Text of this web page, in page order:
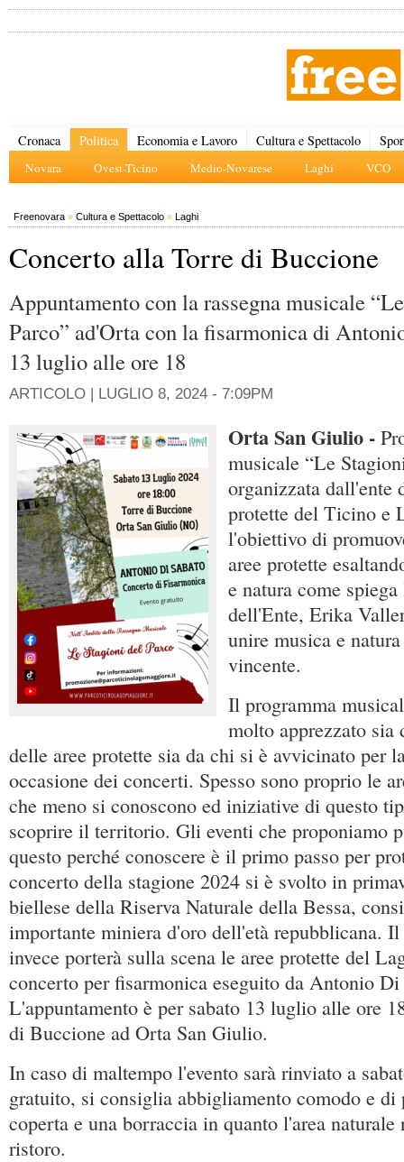
Cronaca Politica
Novara Ovest-Ticino Medio-Novarese Laghi VCO
Economia e Lavoro Cultura e Spettacolo
Freenovara » Cultura e Spettacolo » Laghi
Concerto alla Torre di Buccione
Appuntamento con la rassegna musicale
Parco” ad'Orta con la fisarmonica di
13 luglio alle ore 18
ARTICOLO | LUGLIO 8, 2024 - 7:09PM
Orta San Giulio -
musicale “Le
organizzata dall'ente
protette del Ticino e
l'obiettivo di
aree protette
e natura come
dell'Ente, Erika
unire musica e
vincente.
Il programma
molto apprezzato
delle aree protette sia da chi si è avvicinato per
occasione dei concerti. Spesso sono proprio le
che meno si conoscono ed iniziative di questo
scoprire il territorio. Gli eventi che proponiamo
questo perché conoscere è il primo passo per
concerto della stagione 2024 si è svolto in
biellese della Riserva Naturale della Bessa,
importante miniera d'oro dell'età repubblicana.
invece porterà sulla scena le aree protette del
concerto per fisarmonica eseguito da Antonio Di
L'appuntamento è per sabato 13 luglio alle ore
di Buccione ad Orta San Giulio.
In caso di maltempo l'evento sarà rinviato a
gratuito, si consiglia abbigliamento comodo e di
coperta e una borraccia in quanto l'area
ristoro.